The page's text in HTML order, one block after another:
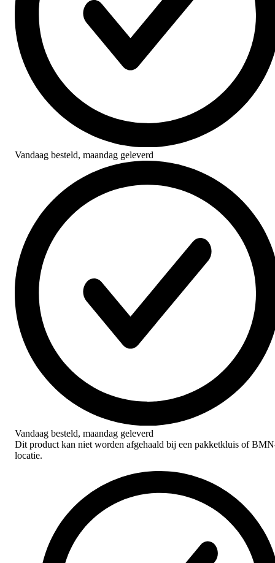
Vandaag besteld, maandag geleverd
Vandaag besteld, maandag geleverd
Dit product kan niet worden afgehaald bij een pakketkluis of
locatie.